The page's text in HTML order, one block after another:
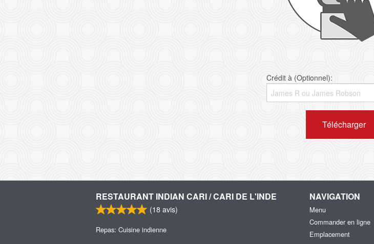
Crédit à (Optionnel):
Télécharger
RESTAURANT INDIAN CARI / CARI DE L'INDE
(18avis)
Repas: Cuisine indienne
NAVIGATION
Menu
Commander en ligne
Emplacement